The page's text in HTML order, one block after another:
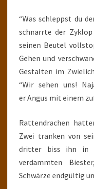
“Was schleppst du
schnarrte der
seinen Beutel
Gehen und
Gestalten im
“Wir sehen uns!
er Angus mit einem
Rattendrachen
Zwei tranken von
dritter biss ihn in
verdammten
Schwärze endgültig